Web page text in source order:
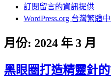
訂閱留言的資訊提供
WordPress.org 台灣繁體
月份: 2024 年 3 月
黑眼圈打造精靈針